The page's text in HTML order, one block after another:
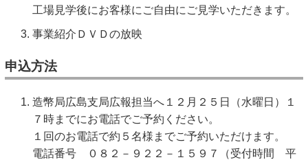
工場見学後にお客様にご自由にご見学いただきます。
事業紹介ＤＶＤの放映
申込方法
造幣局広島支局広報担当へ１２月２５日（水曜日）１
７時までにお電話でご予約ください。
１回のお電話で約５名様までご予約いただけます。
電話番号 ０８２－９２２－１５９７（受付時間 平